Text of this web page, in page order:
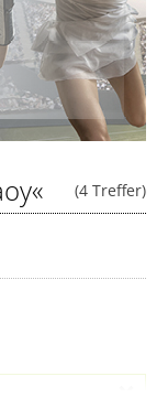
(4 Treffer)